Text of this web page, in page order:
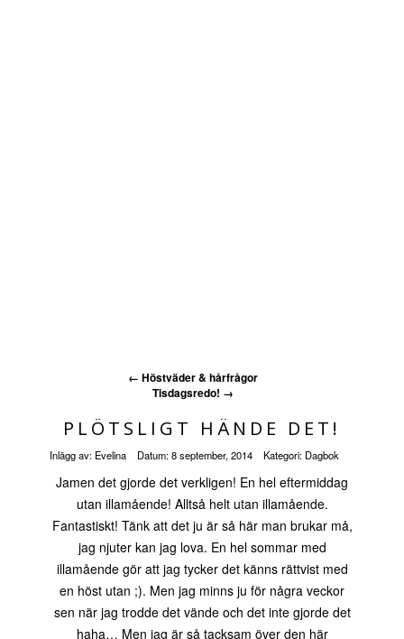
← Höstväder & hårfrågor
Tisdagsredo! →
PLÖTSLIGT HÄNDE DET!
Inlägg av: Evelina Datum:8 september, 2014 Kategori: Dagbok
Jamen det gjorde det verkligen! En hel eftermiddag
utan illamående! Alltså helt utan illamående.
Fantastiskt! Tänk att det ju är så här man brukar må,
jag njuter kan jag lova. En hel sommar med
illamående gör att jag tycker det känns rättvist med
en höst utan ;). Men jag minns ju för några veckor
sen när jag trodde det vände och det inte gjorde det
haha… Men jag är så tacksam över den här